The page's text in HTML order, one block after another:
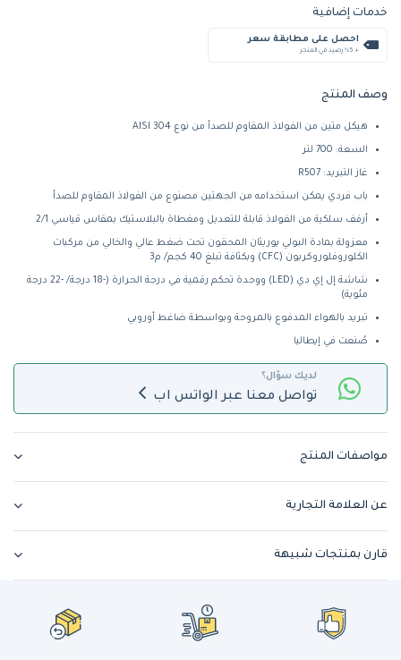
خدمات إضافية
احصل على مطابقة سعر
+ %5 رصيد في المتجر
وصف المنتج
هيكل متين من الفولاذ المقاوم للصدأ من نوع AISI 304
السعة: 700 لتر
غاز التبريد: R507
باب فردي يمكن استخدامه من الجهتين مصنوع من الفولاذ المقاوم للصدأ
أرفف سلكية من الفولاذ قابلة للتعديل ومغطاة بالبلاستيك بمقاس قياسي 2/1
معزولة بمادة البولي يوريثان المحقون تحت ضغط عالي والخالي من مركبات
الكلوروفلوروكربون (CFC) وبكثافة تبلغ 40 كجم/ م3
شاشة إل إي دي (LED) ووحدة تحكم رقمية في درجة الحرارة (-18 درجة/ -22 درجة
مئوية)
تبريد بالهواء المدفوع بالمروحة وبواسطة ضاغط أوروبي
صُنعت في إيطاليا
لديك سؤال؟
تواصل معنا عبر الواتس اب
مواصفات المنتج
عن العلامة التجارية
قارن بمنتجات شبيهة